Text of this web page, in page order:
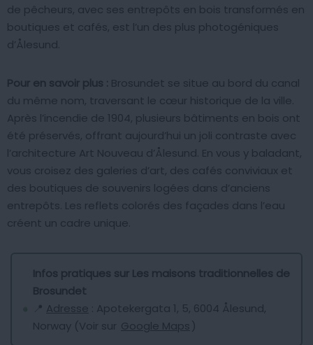
de pêcheurs, avec ses entrepôts en bois transformés en
boutiques et cafés, est l’un des plus photogéniques
d’Ålesund.
Pour en savoir plus : Brosundet se situe au bord du canal
du même nom, traversant le cœur historique de la ville.
Après l’incendie de 1904, plusieurs bâtiments en bois ont
été préservés, offrant aujourd’hui un joli contraste avec
l’architecture Art Nouveau d’Ålesund. En vous y baladant,
vous croisez des galeries d’art, des cafés conviviaux et
des boutiques de souvenirs logées dans d’anciens
entrepôts. Les reflets colorés des façades dans l’eau
créent un cadre unique.
Infos pratiques sur Les maisons traditionnelles de
Brosundet
📍 Adresse : Apotekergata 1, 5, 6004 Ålesund,
Norway (Voir sur Google Maps)